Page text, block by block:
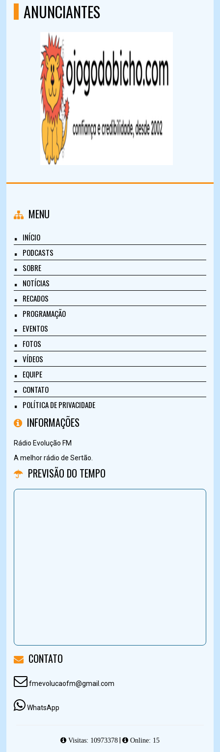
ANUNCIANTES
MENU
INÍCIO
PODCASTS
SOBRE
NOTÍCIAS
RECADOS
PROGRAMAÇÃO
EVENTOS
FOTOS
VÍDEOS
EQUIPE
CONTATO
POLÍTICA DE PRIVACIDADE
INFORMAÇÕES
Rádio Evolução FM
A melhor rádio de Sertão.
PREVISÃO DO TEMPO
CONTATO
fmevolucaofm@gmail.com
WhatsApp
Visitas: 10973378| Online: 15